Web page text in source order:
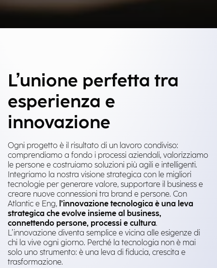
L’unione perfetta tra
esperienza e
innovazione
Ogni progetto è il risultato di un lavoro condiviso:
comprendiamo a fondo i processi aziendali, valorizziamo
le persone e costruiamo soluzioni più agili e intelligenti.
Integriamo la nostra visione strategica con le migliori
tecnologie per generare valore, supportare il business e
creare nuove connessioni tra brand e persone. Con
Atlantic e Eng, l’innovazione tecnologica è una leva
strategica che evolve insieme al business,
connettendo persone, processi e cultura.
L’innovazione diventa semplice e vicina alle esigenze di
chi la vive ogni giorno. Perché la tecnologia non è mai
solo uno strumento: è una leva di fiducia, crescita e
trasformazione.